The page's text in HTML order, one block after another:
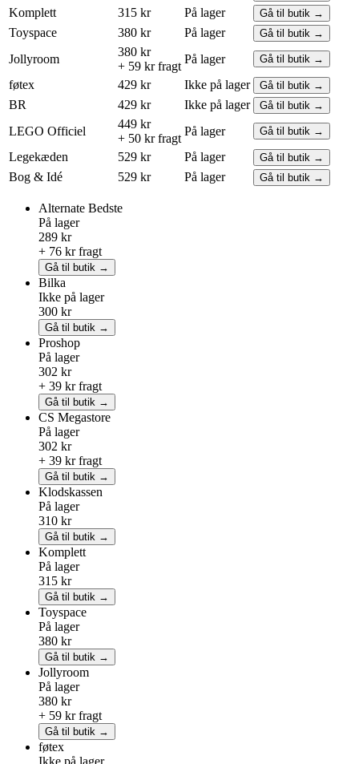
Komplett 315 kr På lager Gå til butik →
Toyspace 380 kr På lager Gå til butik →
Jollyroom
380 kr
+ 59 kr fragt
På lager Gå til butik →
føtex 429 kr Ikke på lager Gå til butik →
BR 429 kr Ikke på lager Gå til butik →
LEGO Officiel
449 kr
+ 50 kr fragt
På lager Gå til butik →
Legekæden 529 kr På lager Gå til butik →
Bog & Idé 529 kr På lager Gå til butik →
Alternate Bedste
På lager
289 kr
+ 76 kr fragt
Gå til butik →
Bilka
Ikke på lager
300 kr
Gå til butik →
Proshop
På lager
302 kr
+ 39 kr fragt
Gå til butik →
CS Megastore
På lager
302 kr
+ 39 kr fragt
Gå til butik →
Klodskassen
På lager
310 kr
Gå til butik →
Komplett
På lager
315 kr
Gå til butik →
Toyspace
På lager
380 kr
Gå til butik →
Jollyroom
På lager
380 kr
+ 59 kr fragt
Gå til butik →
føtex
Ikke på lager